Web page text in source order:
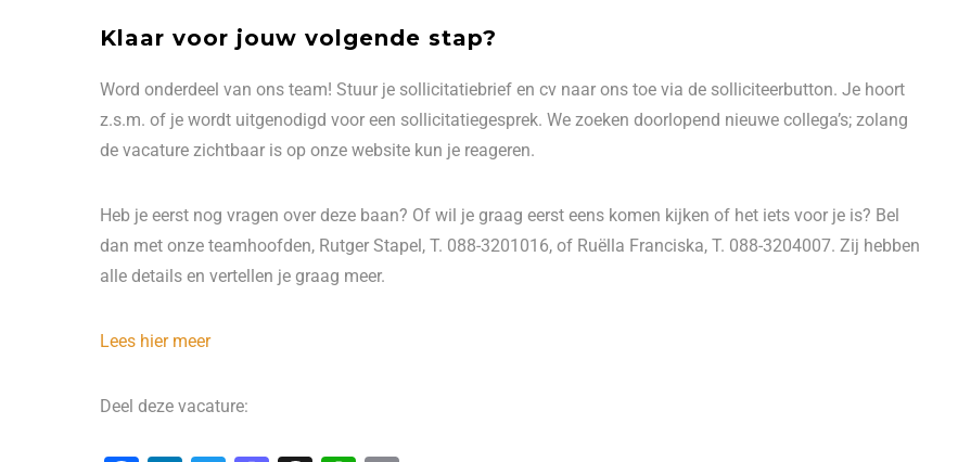
Klaar voor jouw volgende stap?
Word onderdeel van ons team! Stuur je sollicitatiebrief en cv naar ons toe via de solliciteerbutton. Je hoort
z.s.m. of je wordt uitgenodigd voor een sollicitatiegesprek. We zoeken doorlopend nieuwe collega’s; zolang
de vacature zichtbaar is op onze website kun je reageren.
Heb je eerst nog vragen over deze baan? Of wil je graag eerst eens komen kijken of het iets voor je is? Bel
dan met onze teamhoofden, Rutger Stapel, T. 088-3201016, of Ruëlla Franciska, T. 088-3204007. Zij hebben
alle details en vertellen je graag meer.
Lees hier meer
Deel deze vacature: